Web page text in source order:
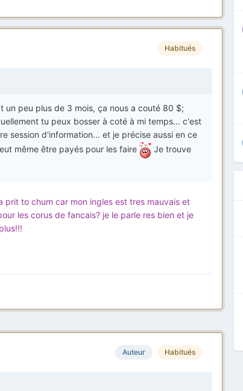
Habitués
un peu plus de 3 mois, ça nous a couté 80 $;
tu peux bosser à coté à mi temps... c'est
session d'information... et je précise aussi en ce
même être payés pour les faire
Je trouve
prit to chum car mon ingles est tres mauvais et
les corus de fancais? je le parle res bien et je
Auteur Habitués